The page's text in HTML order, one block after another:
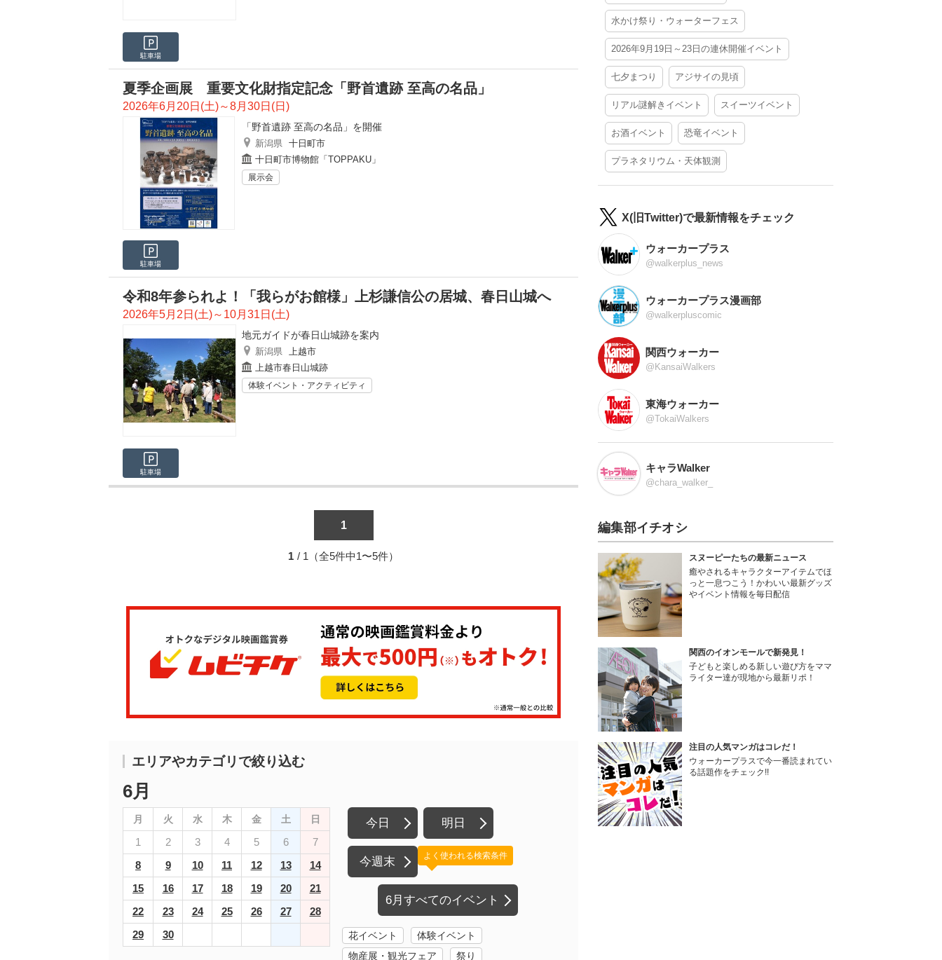
駐車場
夏季企画展 重要文化財指定記念「野首遺跡 至高の名品」
2026年6月20日(土)～8月30日(日)
「野首遺跡 至高の名品」を開催
新潟県 十日町市
十日町市博物館「TOPPAKU」
展示会
駐車場
令和8年参られよ！「我らがお館様」上杉謙信公の居城、春日山城へ
2026年5月2日(土)～10月31日(土)
地元ガイドが春日山城跡を案内
新潟県 上越市
上越市春日山城跡
体験イベント・アクティビティ
駐車場
1
1 / 1（全5件中1〜5件）
エリアやカテゴリで絞り込む
6月
月 火 水 木 金 土 日
1 2 3 4 5 6
7
8
9 10 11 12 13
14
15
16 17 18 19 20
21
22
23 24 25 26 27
28
29
30
今日 明日
今週末
6月すべてのイベント
よく使われる検索条件
花イベント
体験イベント
物産展・観光フェア
祭り
水かけ祭り・ウォーターフェス
2026年9月19日～23日の連休開催イベント
七夕まつり アジサイの見頃
リアル謎解きイベント スイーツイベント
お酒イベント 恐竜イベント
プラネタリウム・天体観測
X(旧Twitter)で最新情報をチェック
ウォーカープラス
@walkerplus_news
ウォーカープラス漫画部
@walkerpluscomic
関西ウォーカー
@KansaiWalkers
東海ウォーカー
@TokaiWalkers
キャラWalker
@chara_walker_
編集部イチオシ
スヌーピーたちの最新ニュース
癒やされるキャラクターアイテムでほ
っと一息つこう！かわいい最新グッズ
やイベント情報を毎日配信
関西のイオンモールで新発見！
子どもと楽しめる新しい遊び方をママ
ライター達が現地から最新リポ！
注目の人気マンガはコレだ！
ウォーカープラスで今一番読まれてい
る話題作をチェック!!